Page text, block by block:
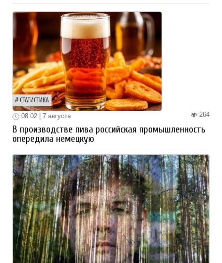
СТАТИСТИКА
264
08:02 | 7 августа
В производстве пива российская промышленность
опередила немецкую